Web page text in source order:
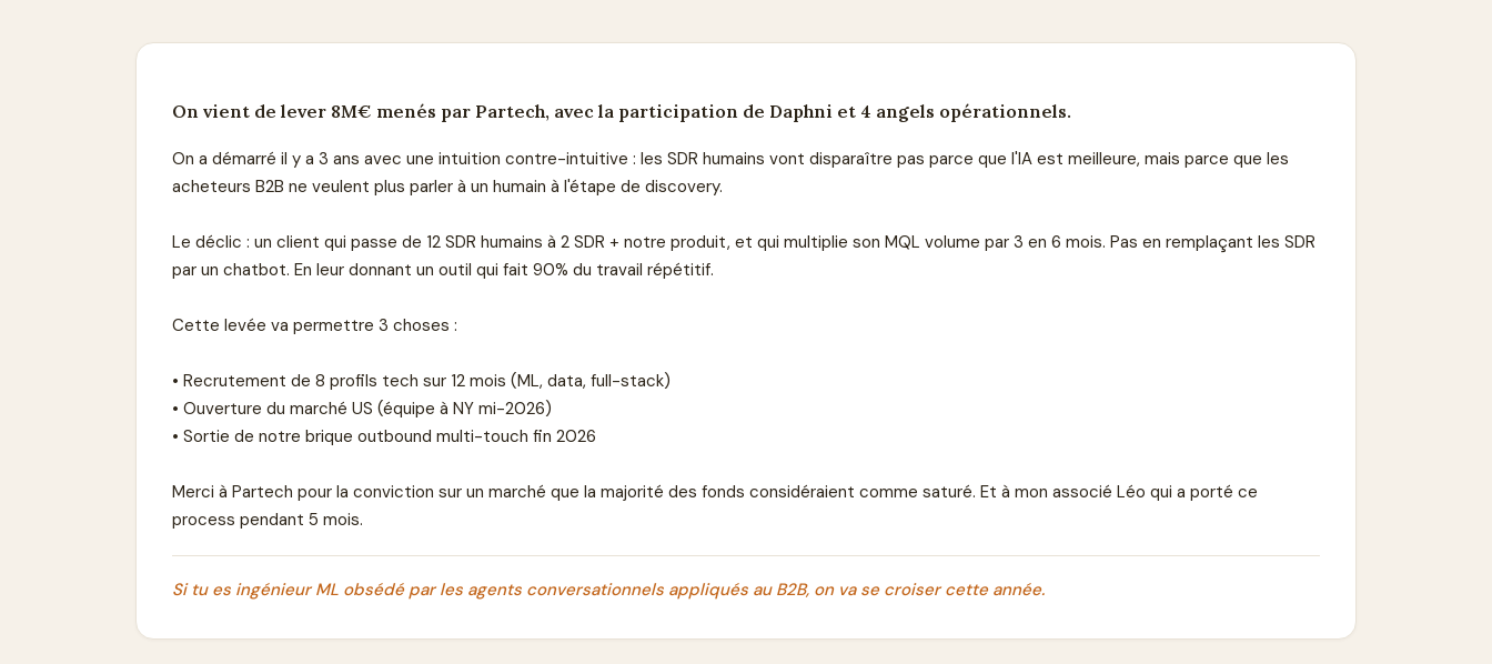
On vient de lever 8M€ menés par Partech, avec la participation de Daphni et 4 angels opérationnels.
On a démarré il y a 3 ans avec une intuition contre-intuitive : les SDR humains vont disparaître pas parce que l'IA est meilleure, mais parce que les
acheteurs B2B ne veulent plus parler à un humain à l'étape de discovery.
Le déclic : un client qui passe de 12 SDR humains à 2 SDR + notre produit, et qui multiplie son MQL volume par 3 en 6 mois. Pas en remplaçant les SDR
par un chatbot. En leur donnant un outil qui fait 90% du travail répétitif.
Cette levée va permettre 3 choses :
• Recrutement de 8 profils tech sur 12 mois (ML, data, full-stack)
• Ouverture du marché US (équipe à NY mi-2026)
• Sortie de notre brique outbound multi-touch fin 2026
Merci à Partech pour la conviction sur un marché que la majorité des fonds considéraient comme saturé. Et à mon associé Léo qui a porté ce
process pendant 5 mois.
Si tu es ingénieur ML obsédé par les agents conversationnels appliqués au B2B, on va se croiser cette année.